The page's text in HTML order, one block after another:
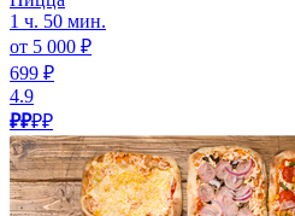
1 ч. 50 мин.
от 5 000 ₽
699 ₽
4.9
₽₽₽₽